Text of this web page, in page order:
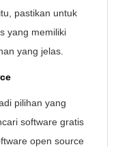
pastikan untuk
yang memiliki
yang jelas.
pilihan yang
software gratis
open source